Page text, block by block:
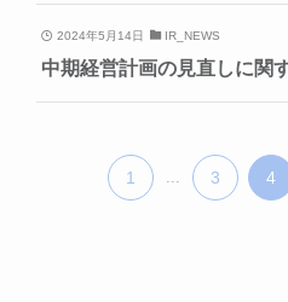
2024年5月14日 IR_NEWS
中期経営計画の見直しに関
1 ... 3 4